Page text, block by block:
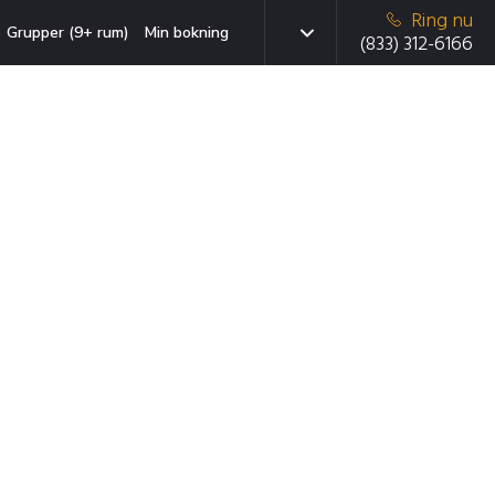
Grupper (9+ rum) Min bokning
Ring nu
(833) 312-6166